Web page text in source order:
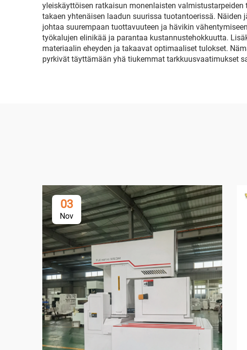
yleiskäyttöisen ratkaisun monenlaisten
takaen yhtenäisen laadun suurissa tuotantoerissä.
johtaa suurempaan tuottavuuteen ja hävikin
työkalujen elinikää ja parantaa kustannustehokkuutta.
materiaalin eheyden ja takaavat optimaaliset tulokset.
pyrkivät täyttämään yhä tiukemmat tarkkuusvaatimukset
03
Nov